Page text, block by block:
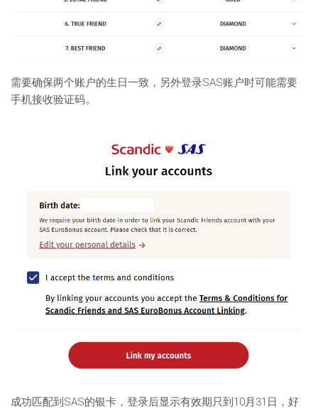
需要确保两个账户的生日一致，另外登录SAS账户时可能需要
手机接收验证码。
成功匹配到SAS的银卡，登录后显示有效期只到10月31日，好